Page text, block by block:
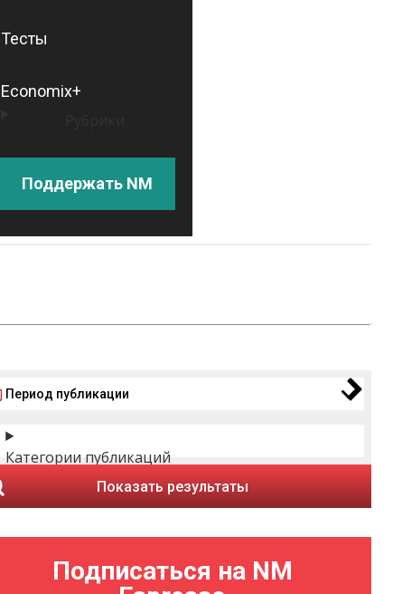
Тесты
Economix+
Поддержать NM
Период публикации
Категории публикаций
Показать результаты
Подписаться на NM